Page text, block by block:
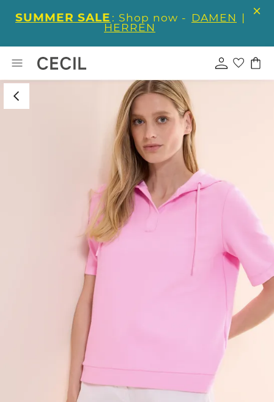
SUMMER SALE : Shop now - DAMEN |
HERREN